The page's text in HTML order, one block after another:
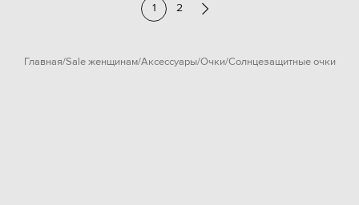
1 2
Главная Sale женщинам Аксессуары Очки Солнцезащитные очки